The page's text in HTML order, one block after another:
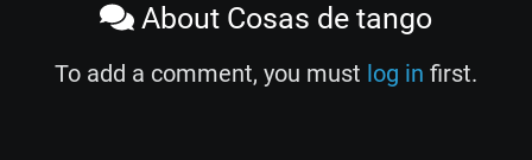
About Cosas de tango
To add a comment, you must log in first.